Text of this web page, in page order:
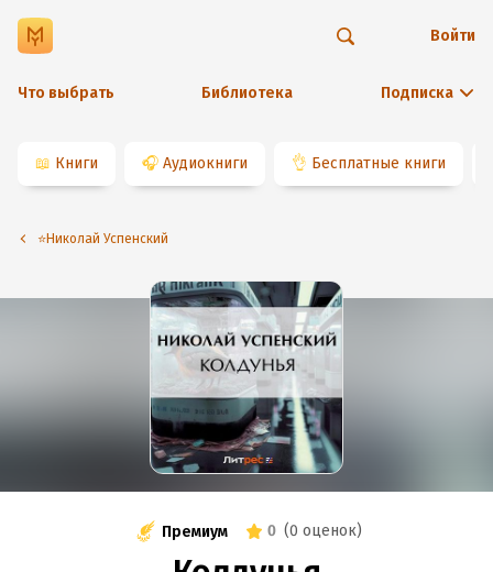
Что выбрать Библиотека Подписка
Войти
📖 Книги 🎧 Аудиокниги 👌 Бесплатные книги
⭐️Николай Успенский
Премиум 0 (0 оценок)